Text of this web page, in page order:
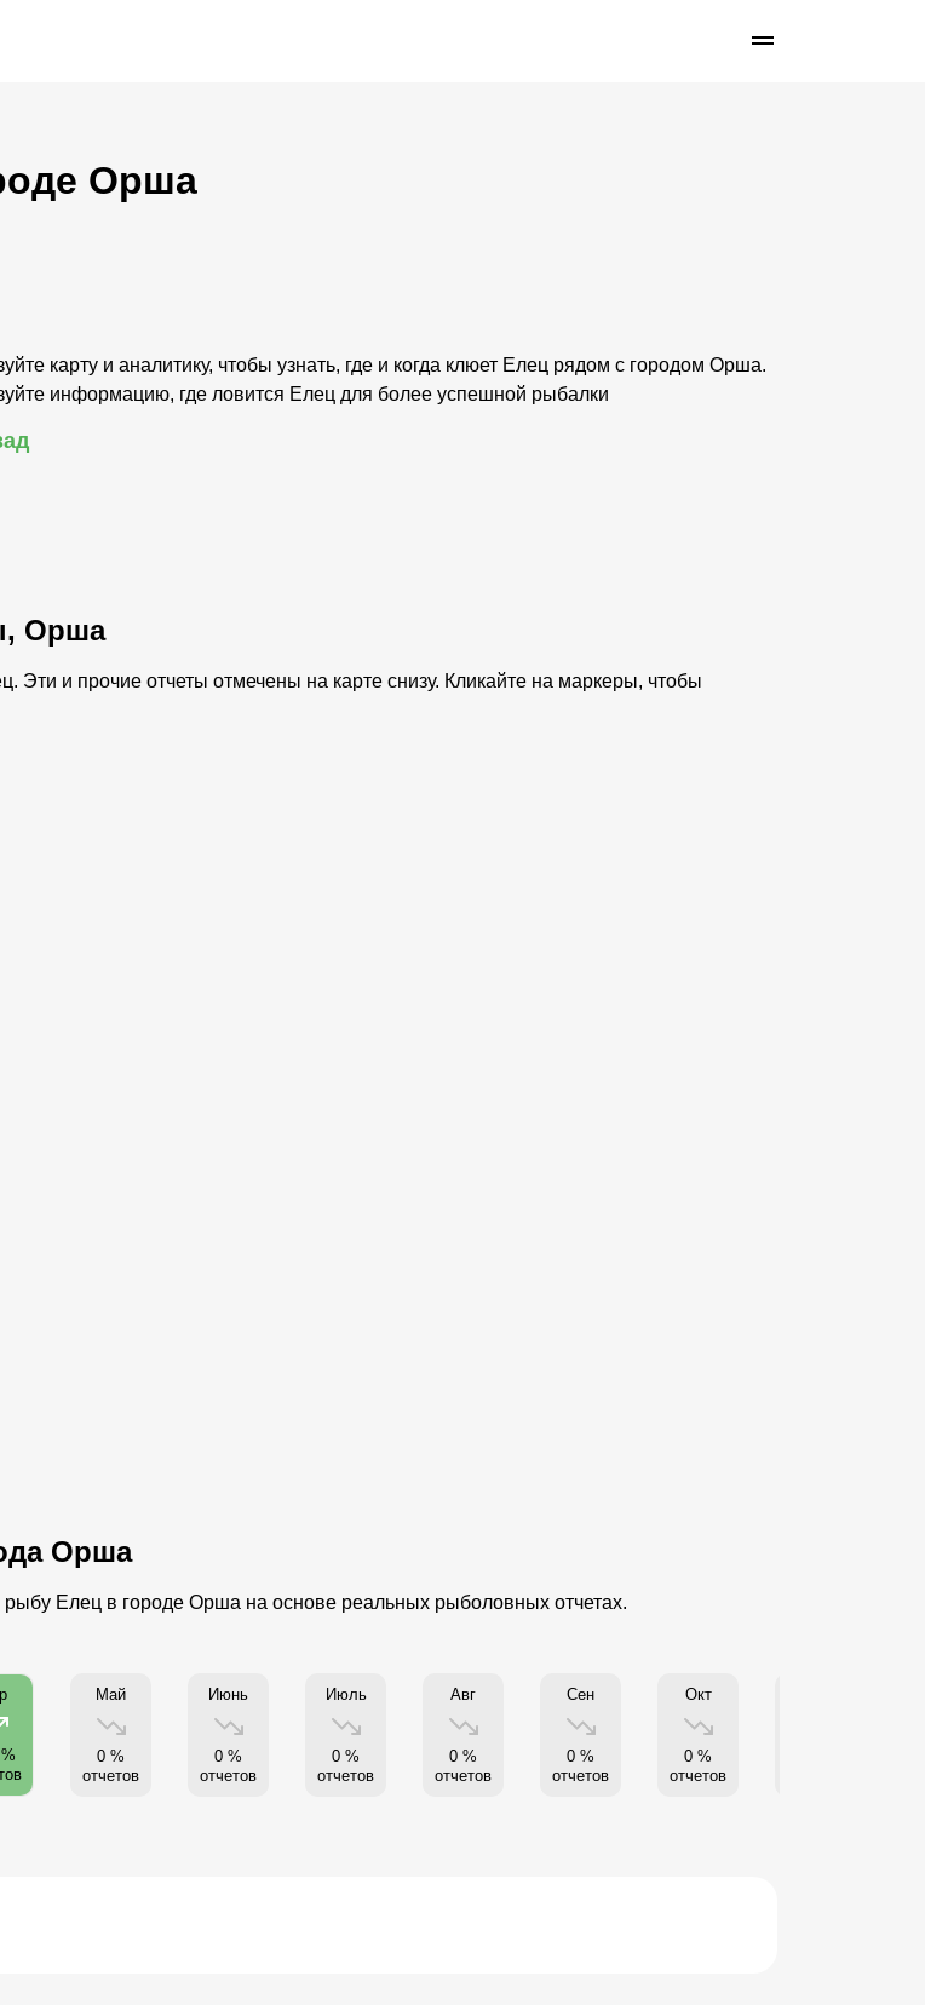
Орша
карту и аналитику, чтобы узнать, где и когда клюет Елец рядом с городом Орша.
информацию, где ловится Елец для более успешной рыбалки
Орша
и прочие отчеты отмечены на карте снизу. Кликайте на маркеры, чтобы
Орша
Елец в городе Орша на основе реальных рыболовных отчетах.
Май
0 %
отчетов
Июнь
0 %
отчетов
Июль
0 %
отчетов
Авг
0 %
отчетов
Сен
0 %
отчетов
Окт
0 %
отчетов